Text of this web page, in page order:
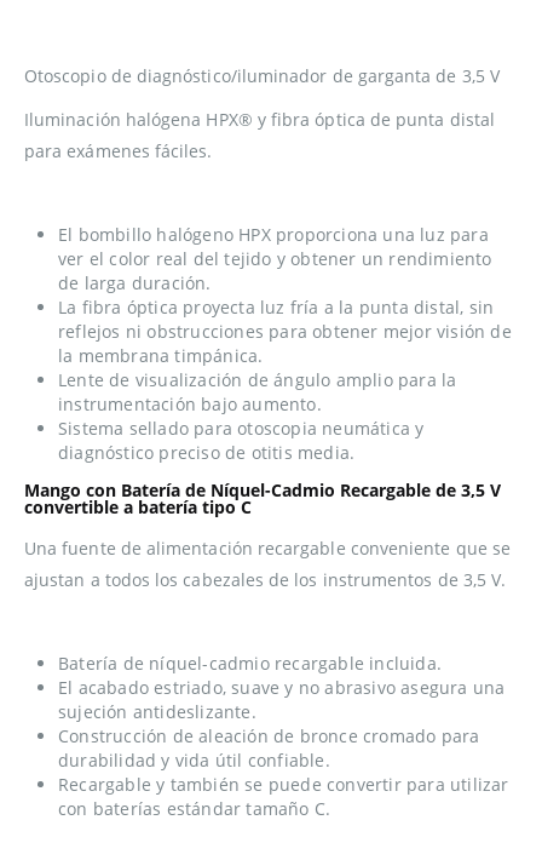
Otoscopio de diagnóstico/iluminador de garganta de 3,5 V
Iluminación halógena HPX® y fibra óptica de punta distal
para exámenes fáciles.
El bombillo halógeno HPX proporciona una luz para
ver el color real del tejido y obtener un rendimiento
de larga duración.
La fibra óptica proyecta luz fría a la punta distal, sin
reflejos ni obstrucciones para obtener mejor visión de
la membrana timpánica.
Lente de visualización de ángulo amplio para la
instrumentación bajo aumento.
Sistema sellado para otoscopia neumática y
diagnóstico preciso de otitis media.
Mango con Batería de Níquel-Cadmio Recargable de 3,5 V
convertible a batería tipo C
Una fuente de alimentación recargable conveniente que se
ajustan a todos los cabezales de los instrumentos de 3,5 V.
Batería de níquel-cadmio recargable incluida.
El acabado estriado, suave y no abrasivo asegura una
sujeción antideslizante.
Construcción de aleación de bronce cromado para
durabilidad y vida útil confiable.
Recargable y también se puede convertir para utilizar
con baterías estándar tamaño C.